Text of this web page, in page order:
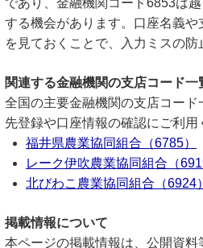
であり、金融機関コード6853は
する機会があります。口座名義
を見ておくことで、入力ミスの防
関連する金融機関の支店コード一
全国の主要金融機関の支店コー
先登録や口座情報の確認にご利用
福井県農業協同組合（6785）
レーク伊吹農業協同組合（
北びわこ農業協同組合（6924）
掲載情報について
本ページの掲載情報は、公開資